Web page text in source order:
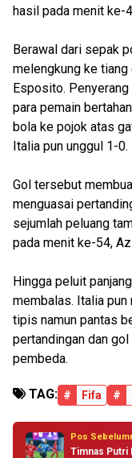
hasil pada menit ke-
Berawal dari sepak
melengkung ke
Esposito.
para pemain
bola ke pojok atas
Italia pun unggul 1-0.
Gol tersebut
menguasai
sejumlah peluang
pada menit ke-54,
Hingga peluit
membalas. Italia pun
tipis namun pantas
pertandingan dan
pembeda.
TAG: # Fifa #
Pos
Timnas Putri